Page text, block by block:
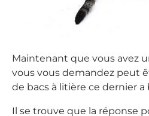
Maintenant que vous avez
vous vous demandez peut
de bacs à litière ce dernier a
Il se trouve que la réponse